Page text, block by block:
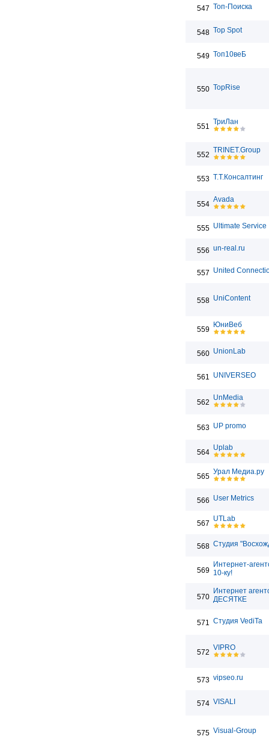
547 Топ-Поиска
548 Top Spot
549 Топ10веБ
550 TopRise
551
ТриЛан
552
TRINET.Group
553 Т.Т.Консалтинг
554
Avada
555 Ultimate Service
556 un-real.ru
557 United
558 UniContent
559
ЮниВеб
560 UnionLab
561 UNIVERSEO
562
UnMedia
563 UP promo
564
Uplab
565
Урал Медиа.ру
566 User Metrics
567
UTLab
568 Студия
569
Интернет-
10-ку!
570
Интернет
ДЕСЯТКЕ
571 Студия VediTa
572
VIPRO
573 vipseo.ru
574 VISALI
575 Visual-Group